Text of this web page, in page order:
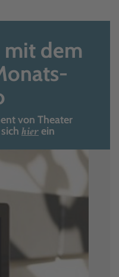
mit dem
von Theater
hierein